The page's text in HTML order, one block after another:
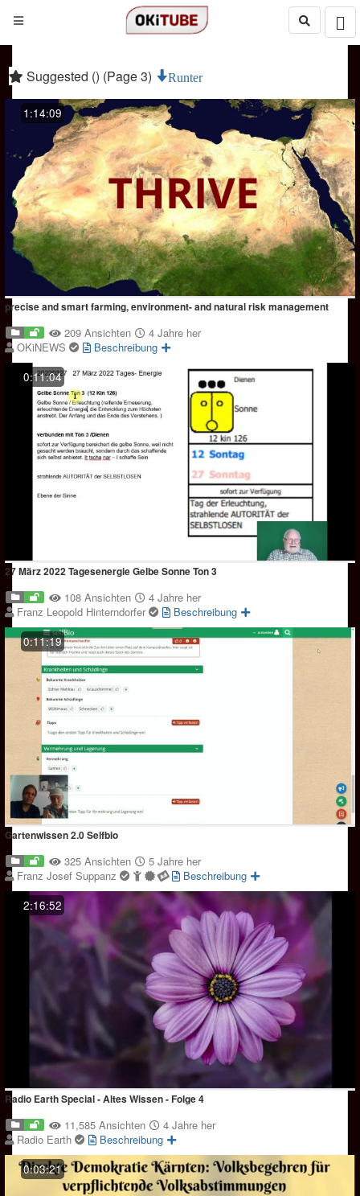
Suggested () (Page 3) Runter
1:14:09
precise and smart farming, environment- and natural risk management
209 Ansichten
4 Jahre her
OKiNEWS
Beschreibung
0:11:04
27 März 2022 Tagesenergie Gelbe Sonne Ton 3
108 Ansichten
4 Jahre her
Franz Leopold Hinterndorfer
Beschreibung
0:11:19
Gartenwissen 2.0 Selfbio
325 Ansichten
5 Jahre her
Franz Josef Suppanz
Beschreibung
2:16:52
Radio Earth Special - Altes Wissen - Folge 4
11,585 Ansichten
4 Jahre her
Radio Earth
Beschreibung
0:03:21